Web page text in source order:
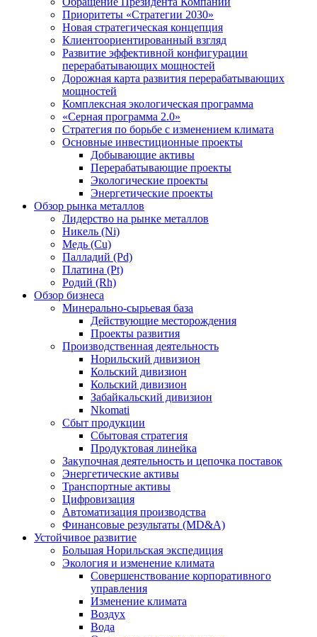
Приоритеты «Стратегии 2030»
Новая стратегическая концепция
Клиентоориентированный взгляд
Развитие эффективной конфигурации
перерабатывающих мощностей
Дорожная карта развития перерабатывающих
мощностей
Комплексная экологическая программа
«Серная программа 2.0»
Стратегия по борьбе с изменением климата
Основные инвестиционные проекты
Добывающие активы
Перерабатывающие проекты
Экологические проекты
Энергетические проекты
Обзор рынка металлов
Лидерство на рынке металлов
Никель (Ni)
Медь (Cu)
Палладий (Pd)
Платина (Pt)
Родий (Rh)
Обзор бизнеса
Минерально-сырьевая база
Действующие месторождения
Проекты развития
Производственная деятельность
Норильский дивизион
Кольский дивизион
Кольский дивизион
Забайкальский дивизион
Nkomati
Сбыт продукции
Сбытовая стратегия
Продуктовая линейка
Закупочная деятельность и цепочка поставок
Энергетические активы
Транспортные активы
Цифровизация
Автоматизация производства
Финансовые результаты (MD&A)
Устойчивое развитие
Большая Норильская экспедиция
Экология и изменение климата
Совершенствование корпоративного
управления
Изменение климата
Воздух
Вода